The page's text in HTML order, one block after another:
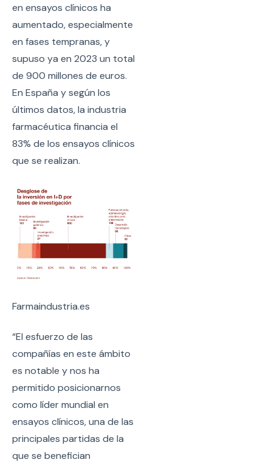
en ensayos clínicos ha
aumentado, especialmente
en fases tempranas, y
supuso ya en 2023 un total
de 900 millones de euros.
En España y según los
últimos datos, la industria
farmacéutica financia el
83% de los ensayos clínicos
que se realizan.
Farmaindustria.es
“El esfuerzo de las
compañías en este ámbito
es notable y nos ha
permitido posicionarnos
como líder mundial en
ensayos clínicos, una de las
principales partidas de la
que se benefician